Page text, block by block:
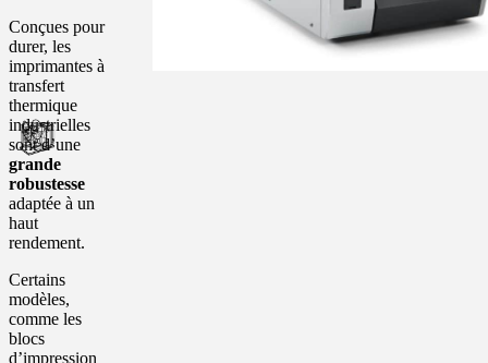
Conçues pour
durer, les
imprimantes à
transfert
thermique
industrielles
sont d’une
grande
robustesse
adaptée à un
haut
rendement.
Certains
modèles,
comme les
blocs
d’impression